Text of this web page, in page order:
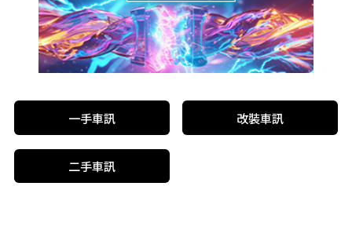
一手車訊 改裝車訊
二手車訊